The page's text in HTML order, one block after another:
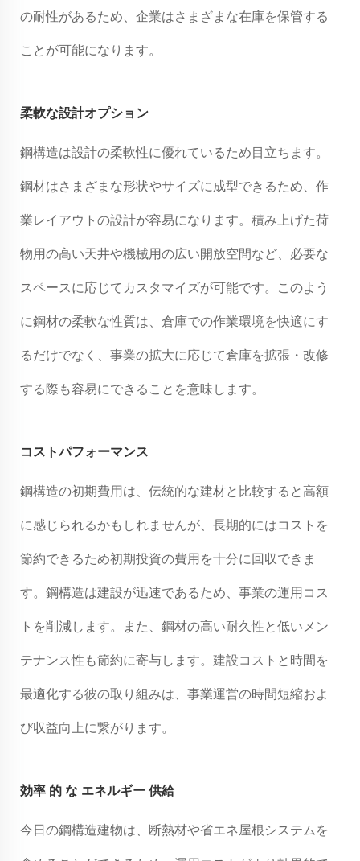
の耐性があるため、企業はさまざまな在庫を保管する
ことが可能になります。
柔軟な設計オプション
鋼構造は設計の柔軟性に優れているため目立ちます。
鋼材はさまざまな形状やサイズに成型できるため、作
業レイアウトの設計が容易になります。積み上げた荷
物用の高い天井や機械用の広い開放空間など、必要な
スペースに応じてカスタマイズが可能です。このよう
に鋼材の柔軟な性質は、倉庫での作業環境を快適にす
るだけでなく、事業の拡大に応じて倉庫を拡張・改修
する際も容易にできることを意味します。
コストパフォーマンス
鋼構造の初期費用は、伝統的な建材と比較すると高額
に感じられるかもしれませんが、長期的にはコストを
節約できるため初期投資の費用を十分に回収できま
す。鋼構造は建設が迅速であるため、事業の運用コス
トを削減します。また、鋼材の高い耐久性と低いメン
テナンス性も節約に寄与します。建設コストと時間を
最適化する彼の取り組みは、事業運営の時間短縮およ
び収益向上に繋がります。
効率 的 な エネルギー 供給
今日の鋼構造建物は、断熱材や省エネ屋根システムを